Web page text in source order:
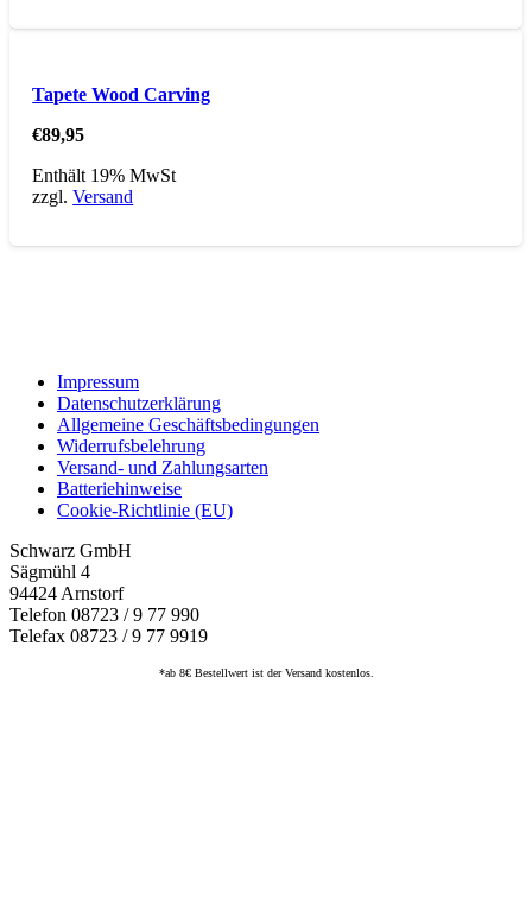
Tapete Wood Carving
€89,95
Enthält 19% MwSt
zzgl.Versand
Impressum
Datenschutzerklärung
Allgemeine Geschäftsbedingungen
Widerrufsbelehrung
Versand- und Zahlungsarten
Batteriehinweise
Cookie-Richtlinie (EU)
Schwarz GmbH
Sägmühl 4
94424 Arnstorf
Telefon 08723 / 9 77 990
Telefax 08723 / 9 77 9919
*ab 8€ Bestellwert ist der Versand kostenlos.